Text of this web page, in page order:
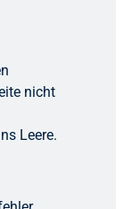
nicht
Leere.